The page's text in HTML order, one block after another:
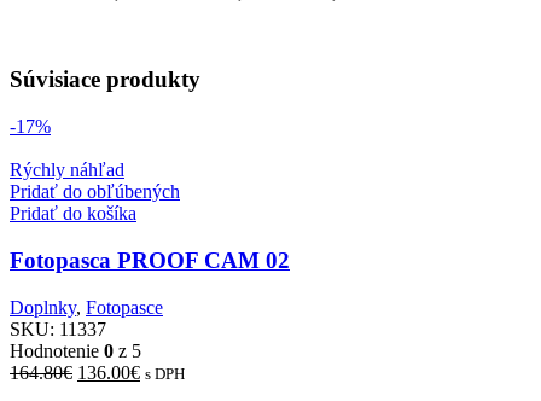
Súvisiace produkty
-17%
Rýchly náhľad
Pridať do obľúbených
Pridať do košíka
Fotopasca PROOF CAM 02
Doplnky, Fotopasce
SKU: 11337
Hodnotenie 0 z 5
164.80€ Pôvodná
136.00€Aktuálna
s DPH